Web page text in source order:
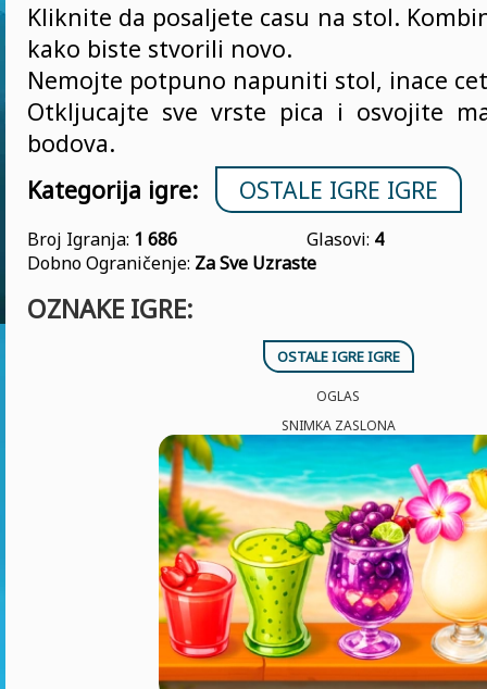
Kliknite da posaljete casu na stol.
kako biste stvorili novo.
Nemojte potpuno napuniti stol, inace
Otkljucajte sve vrste pica i osvojite
bodova.
Kategorija igre:
OSTALE IGRE IGRE
Broj Igranja: 1 686 Glasovi: 4
Dobno Ograničenje: Za Sve Uzraste
OZNAKE IGRE:
OSTALE IGRE IGRE
OGLAS
SNIMKA ZASLONA